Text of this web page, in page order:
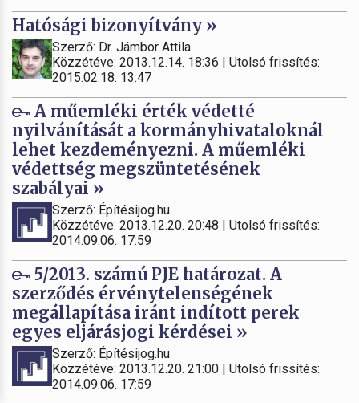
Hatósági bizonyítvány »
Szerző: Dr. Jámbor Attila
Közzétéve: 2013.12.14. 18:36 | Utolsó frissítés:
2015.02.18. 13:47
A műemléki érték védetté
nyilvánítását a kormányhivataloknál
lehet kezdeményezni. A műemléki
védettség megszüntetésének
szabályai »
Szerző: Építésijog.hu
Közzétéve: 2013.12.20. 20:48 | Utolsó frissítés:
2014.09.06. 17:59
5/2013. számú PJE határozat. A
szerződés érvénytelenségének
megállapítása iránt indított perek
egyes eljárásjogi kérdései »
Szerző: Építésijog.hu
Közzétéve: 2013.12.20. 21:00 | Utolsó frissítés:
2014.09.06. 17:59